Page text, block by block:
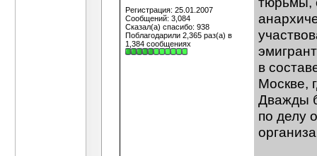
Регистрация: 25.01.2007
Сообщений: 3,084
Сказал(а) спасибо: 938
Поблагодарили 2,365 раз(а) в
1,384 сообщениях
в
Москве,
Дважды
по делу